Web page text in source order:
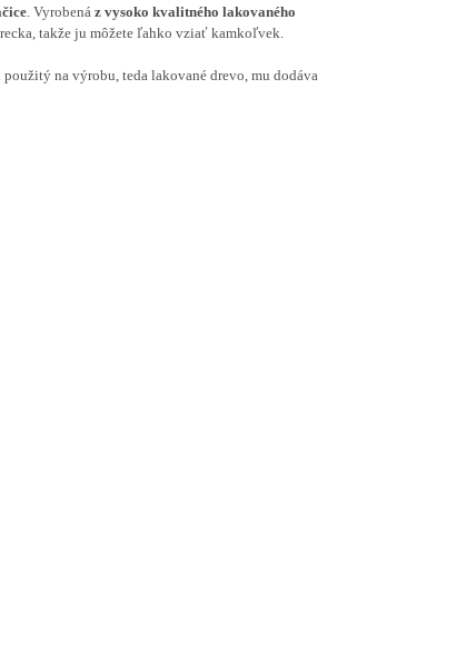
. Vyrobená z vysoko kvalitného lakovaného
takže ju môžete ľahko vziať kamkoľvek.
na výrobu, teda lakované drevo, mu dodáva